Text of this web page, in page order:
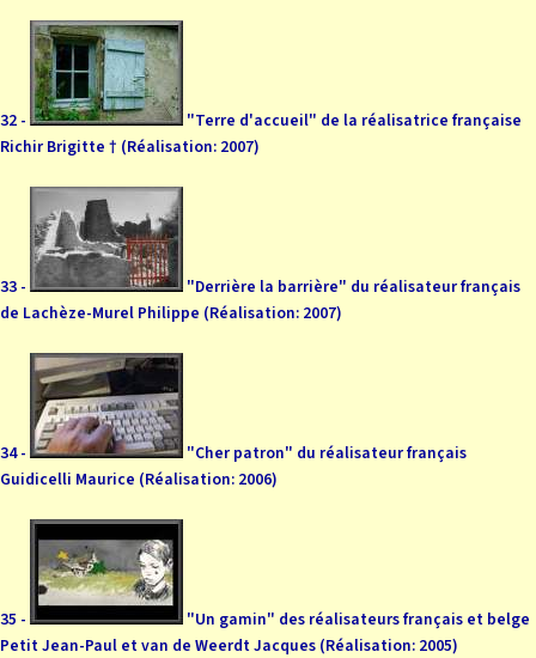
32 -
"Terre d'accueil" de la réalisatrice française
Richir Brigitte † (Réalisation: 2007)
33 -
"Derrière la barrière" du réalisateur français
de Lachèze-Murel Philippe (Réalisation: 2007)
34 -
"Cher patron" du réalisateur français
Guidicelli Maurice (Réalisation: 2006)
35 -
"Un gamin" des réalisateurs français et belge
Petit Jean-Paul et van de Weerdt Jacques (Réalisation: 2005)